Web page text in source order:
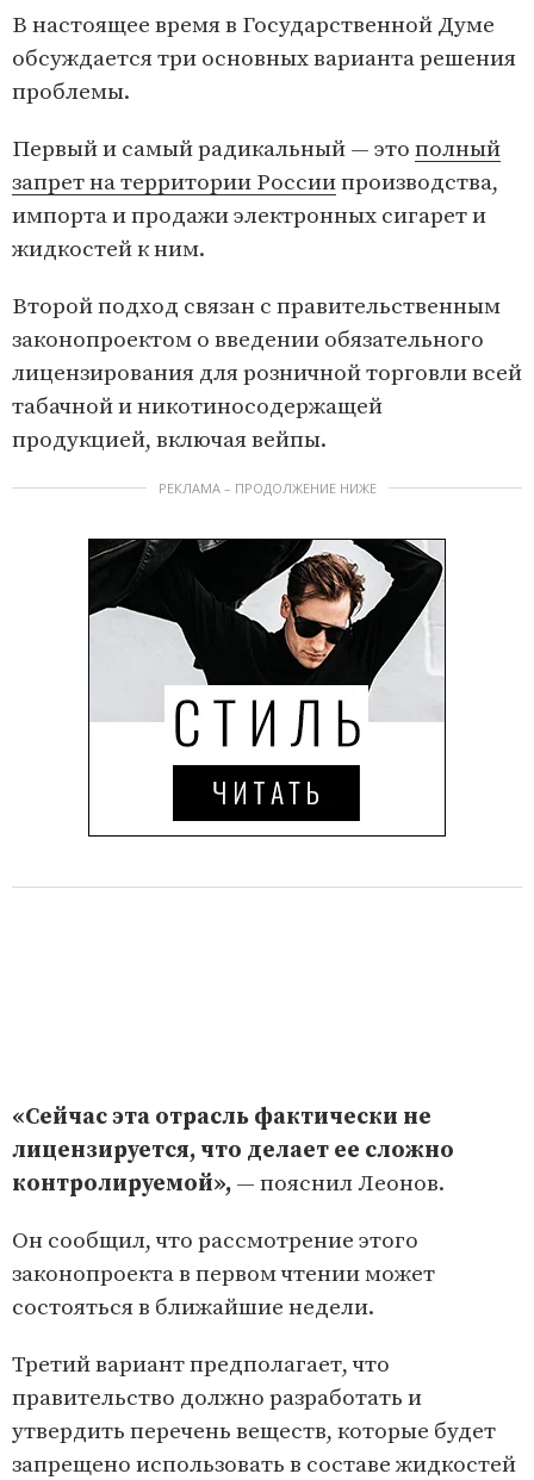
В настоящее время в Государственной Думе
обсуждается три основных варианта решения
проблемы.
Первый и самый радикальный — это полный
запрет на территории Россиипроизводства,
импорта и продажи электронных сигарет и
жидкостей к ним.
Второй подход связан с правительственным
законопроектом о введении обязательного
лицензирования для розничной торговли всей
табачной и никотиносодержащей
продукцией, включая вейпы.
РЕКЛАМА – ПРОДОЛЖЕНИЕ НИЖЕ
«Сейчас эта отрасль фактически не
лицензируется, что делает ее сложно
контролируемой», — пояснил Леонов.
Он сообщил, что рассмотрение этого
законопроекта в первом чтении может
состояться в ближайшие недели.
Третий вариант предполагает, что
правительство должно разработать и
утвердить перечень веществ, которые будет
запрещено использовать в составе жидкостей